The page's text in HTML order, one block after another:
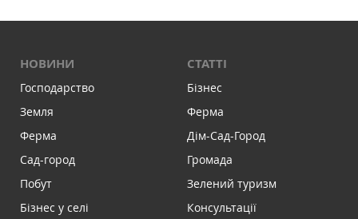
НОВИНИ
Господарство
Земля
Ферма
Сад-город
Побут
Бізнес у селі
СТАТТІ
Бізнес
Ферма
Дім-Сад-Город
Громада
Зелений туризм
Консультації